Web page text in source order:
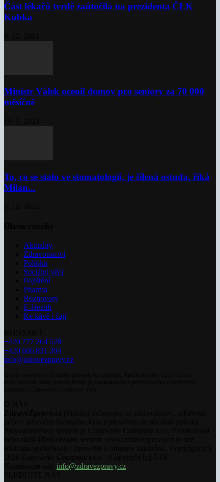
Část lékařů tvrdě zaútočila na prezidenta ČLK
Kubka
Ministr Válek ocenil domov pro seniory za 70 000
měsíčně
To, co se stalo ve stomatologii, je šílená ostuda, říká
Milan...
Aktuality
Zdravotnictví
Politika
Sociální věci
Pojištění
Pharma
Rozhovory
E-Health
Ke kávě i čaji
+420 777 264 528
+420 606 831 394
info@zdravezpravy.cz
info@zdravezpravy.cz